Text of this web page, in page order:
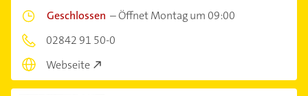
Geschlossen –Öffnet Montag um 09:00
02842 91 50-0
Webseite